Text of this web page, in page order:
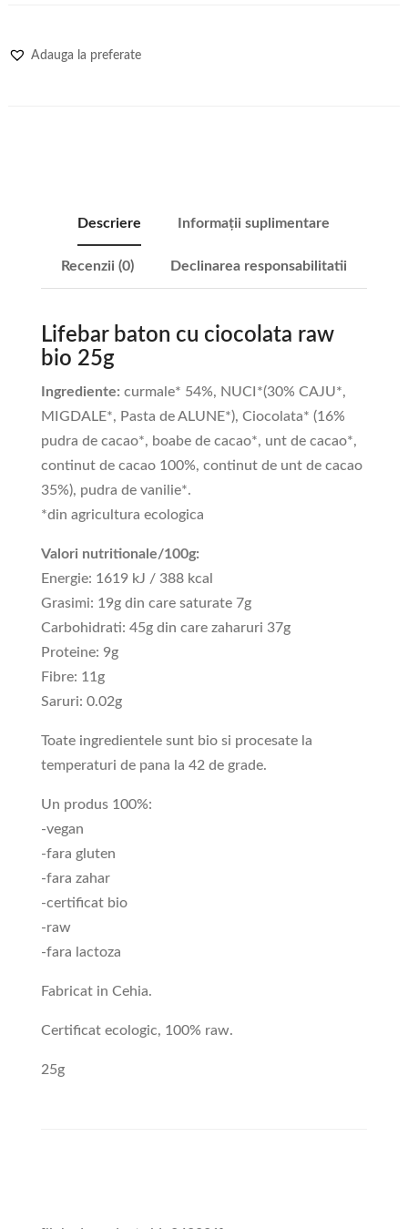
Adauga la preferate
Descriere Informații suplimentare
Recenzii (0) Declinarea responsabilitatii
Lifebar baton cu ciocolata raw
bio 25g
Ingrediente: curmale* 54%, NUCI*(30% CAJU*,
MIGDALE*, Pasta de ALUNE*), Ciocolata* (16%
pudra de cacao*, boabe de cacao*, unt de cacao*,
continut de cacao 100%, continut de unt de cacao
35%), pudra de vanilie*.
*din agricultura ecologica
Valori nutritionale/100g:
Energie: 1619 kJ / 388 kcal
Grasimi: 19g din care saturate 7g
Carbohidrati: 45g din care zaharuri 37g
Proteine: 9g
Fibre: 11g
Saruri: 0.02g
Toate ingredientele sunt bio si procesate la
temperaturi de pana la 42 de grade.
Un produs 100%:
-vegan
-fara gluten
-fara zahar
-certificat bio
-raw
-fara lactoza
Fabricat in Cehia.
Certificat ecologic, 100% raw.
25g